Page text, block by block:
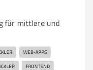
für mittlere und
WEB-APPS
FRONTEND